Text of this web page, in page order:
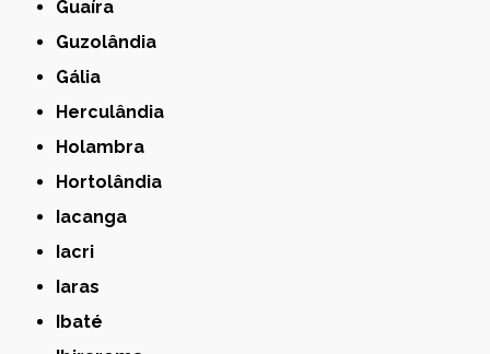
Guaíra
Guzolândia
Gália
Herculândia
Holambra
Hortolândia
Iacanga
Iacri
Iaras
Ibaté